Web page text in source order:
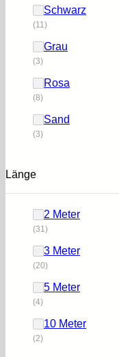
Schwarz
(11)
Grau
(3)
Rosa
(8)
Sand
(3)
Länge
2 Meter
(31)
3 Meter
(20)
5 Meter
(4)
10 Meter
(2)